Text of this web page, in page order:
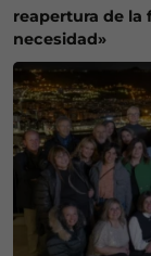
reapertura de la
necesidad»